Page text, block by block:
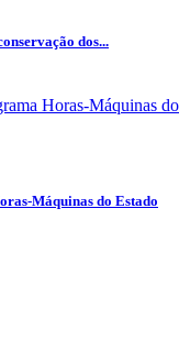
dos...
Máquinas do Estado